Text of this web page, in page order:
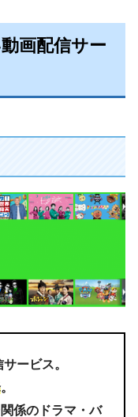
画配信サー
ービス。
。
係のドラマ・バ